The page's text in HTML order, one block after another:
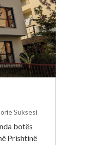
botës
Prishtinë
Suksesi